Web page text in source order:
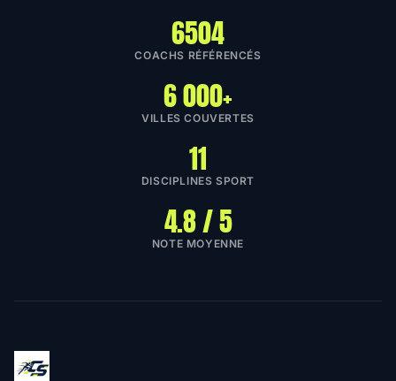
6504
COACHS RÉFÉRENCÉS
6 000+
VILLES COUVERTES
11
DISCIPLINES SPORT
4.8 / 5
NOTE MOYENNE